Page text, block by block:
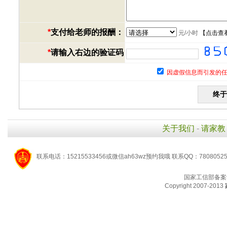
*支付给老师的报酬： 元/小时【 点击查
*请输入右边的验证码
因虚假信息而引发的
关于我们 - 请家教
联系电话：15215533456或微信ah63wz预约我哦 联系QQ：
国家工信部备
Copyright 2007-2013